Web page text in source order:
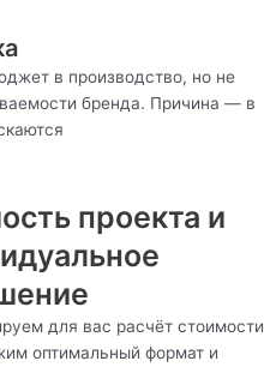
в производство, но не
бренда. Причина — в
проекта и
для вас расчёт стоимости
оптимальный формат и